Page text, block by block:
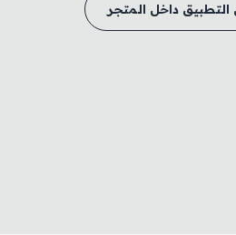
داخل المتجر